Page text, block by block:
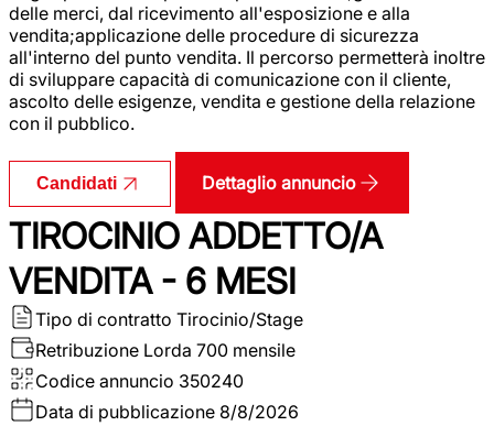
delle merci, dal ricevimento all'esposizione e alla
vendita;applicazione delle procedure di sicurezza
all'interno del punto vendita. Il percorso permetterà inoltre
di sviluppare capacità di comunicazione con il cliente,
ascolto delle esigenze, vendita e gestione della relazione
con il pubblico.
Candidati Dettaglio annuncio
TIROCINIO ADDETTO/A
VENDITA - 6 MESI
Tipo di contratto Tirocinio/Stage
Retribuzione Lorda 700 mensile
Codice annuncio 350240
Data di pubblicazione 8/8/2026